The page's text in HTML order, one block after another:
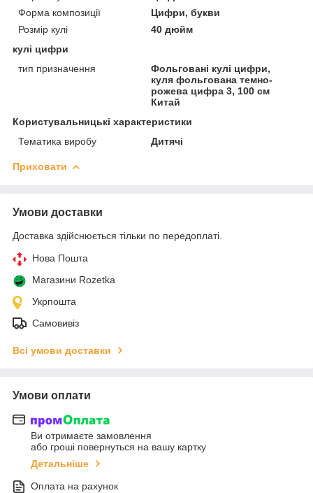
Форма композиції
Цифри, букви
Розмір кулі
40 дюйм
кулі цифри
тип призначення
Фольговані кулі цифри,
куля фольгована темно-
рожева цифра 3, 100 см
Китай
Користувальницькі характеристики
Тематика виробу
Дитячі
Приховати
Умови доставки
Доставка здійснюється тільки по передоплаті.
Нова Пошта
Магазини Rozetka
Укрпошта
Самовивіз
Всі умови доставки
Умови оплати
Ви отримаєте замовлення
або гроші повернуться на вашу картку
Детальніше
Оплата на рахунок